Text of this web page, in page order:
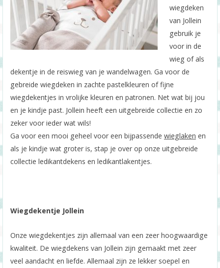
wiegdeken
van Jollein
gebruik je
voor in de
wieg of als
dekentje in de reiswieg van je wandelwagen. Ga voor de
gebreide wiegdeken in zachte pastelkleuren of fijne
wiegdekentjes in vrolijke kleuren en patronen. Net wat bij jou
en je kindje past. Jollein heeft een uitgebreide collectie en zo
zeker voor ieder wat wils!
Ga voor een mooi geheel voor een bijpassende wieglaken en
als je kindje wat groter is, stap je over op onze uitgebreide
collectie ledikantdekens en ledikantlakentjes.
Wiegdekentje Jollein
Onze wiegdekentjes zijn allemaal van een zeer hoogwaardige
kwaliteit. De wiegdekens van Jollein zijn gemaakt met zeer
veel aandacht en liefde. Allemaal zijn ze lekker soepel en